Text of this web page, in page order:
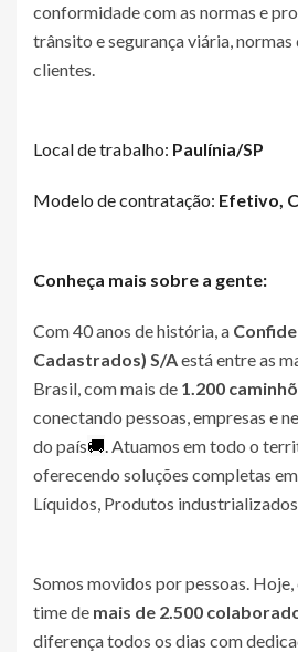
conformidade com as normas e
trânsito e segurança viária, normas
clientes.
Local de trabalho: Paulínia/SP
Modelo de contratação: Efetivo,
Conheça mais sobre a gente:
Com 40 anos de história, a
Cadastrados) S/Aestá entre as
Brasil, com mais de 1.200
conectando pessoas, empresas e
do país🚚.Atuamos em todo o
oferecendo soluções completas
Líquidos, Produtos
Somos movidos por pessoas.
time de mais de 2.500
diferença todos os dias com